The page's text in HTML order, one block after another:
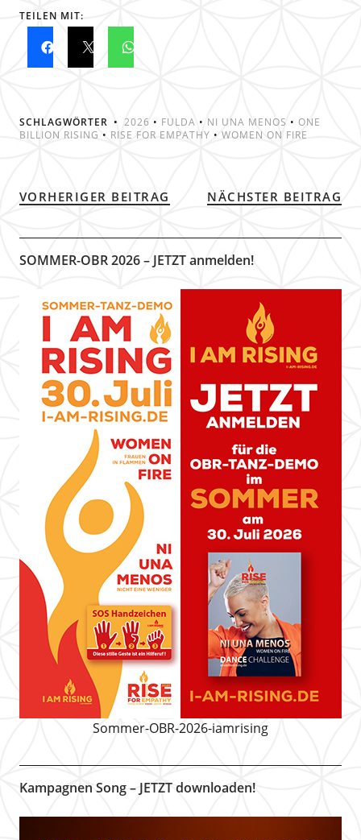
TEILEN MIT:
SCHLAGWÖRTER 2026 • FULDA • NI UNA MENOS • ONE
BILLION RISING • RISE FOR EMPATHY • WOMEN ON FIRE
VORHERIGER BEITRAG NÄCHSTER BEITRAG
SOMMER-OBR 2026 – JETZT anmelden!
Sommer-OBR-2026-iamrising
Kampagnen Song – JETZT downloaden!